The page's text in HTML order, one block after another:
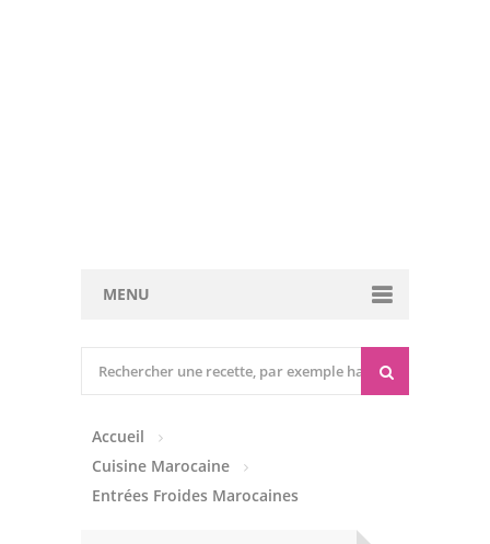
MENU
Entrées Froides
Tajines
Accueil
Cuisine Marocaine
Entrées Froides Marocaines